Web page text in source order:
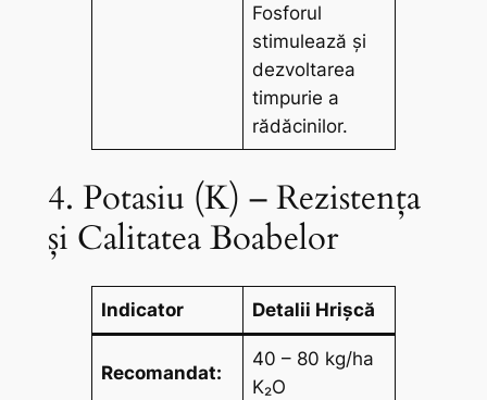
Fosforul
stimulează și
dezvoltarea
timpurie a
rădăcinilor.
4. Potasiu (K) – Rezistența
și Calitatea Boabelor
Indicator Detalii Hrișcă
Recomandat:
40 – 80 kg/ha
K₂O